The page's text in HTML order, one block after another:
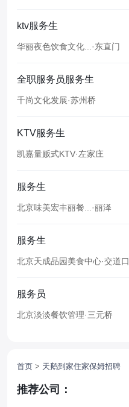
ktv服务生
华丽夜色饮食文化... ·东直门
全职服务员服务生
千尚文化发展·苏州桥
KTV服务生
凯嘉量贩式KTV·左家庄
服务生
北京味美宏丰丽餐... ·丽泽
服务生
北京天成品园美食中心·交道口
服务员
北京淡淡餐饮管理·三元桥
首页 > 天鹅到家住家保姆招聘
推荐公司：